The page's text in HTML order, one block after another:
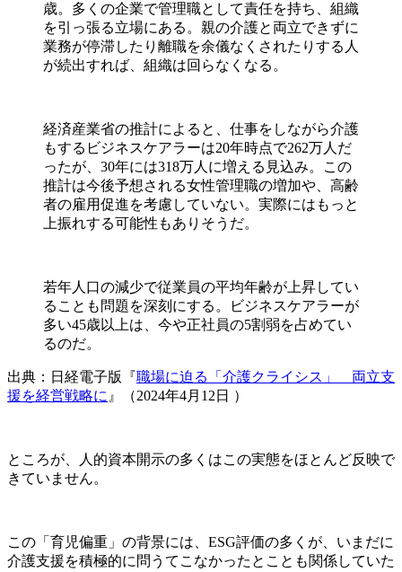
歳。多くの企業で管理職として責任を持ち、組織
を引っ張る立場にある。親の介護と両立できずに
業務が停滞したり離職を余儀なくされたりする人
が続出すれば、組織は回らなくなる。
経済産業省の推計によると、仕事をしながら介護
もするビジネスケアラーは20年時点で262万人だ
ったが、30年には318万人に増える見込み。この
推計は今後予想される女性管理職の増加や、高齢
者の雇用促進を考慮していない。実際にはもっと
上振れする可能性もありそうだ。
若年人口の減少で従業員の平均年齢が上昇してい
ることも問題を深刻にする。ビジネスケアラーが
多い45歳以上は、今や正社員の5割弱を占めてい
るのだ。
出典：日経電子版『職場に迫る「介護クライシス」 両立支
援を経営戦略に 』（2024年4月12日 ）
ところが、人的資本開示の多くはこの実態をほとんど反映で
きていません。
この「育児偏重」の背景には、ESG評価の多くが、いまだに
介護支援を積極的に問うてこなかったとことも関係していた